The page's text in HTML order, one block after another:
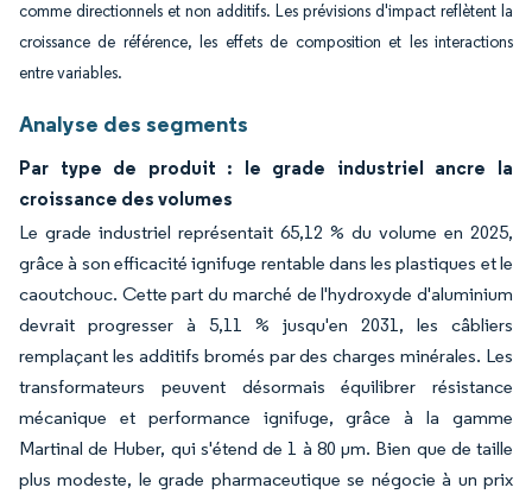
comme directionnels et non additifs. Les prévisions d'impact reflètent la
croissance de référence, les effets de composition et les interactions
entre variables.
Analyse des segments
Par type de produit : le grade industriel ancre la
croissance des volumes
Le grade industriel représentait 65,12 % du volume en 2025,
grâce à son efficacité ignifuge rentable dans les plastiques et le
caoutchouc. Cette part du marché de l'hydroxyde d'aluminium
devrait progresser à 5,11 % jusqu'en 2031, les câbliers
remplaçant les additifs bromés par des charges minérales. Les
transformateurs peuvent désormais équilibrer résistance
mécanique et performance ignifuge, grâce à la gamme
Martinal de Huber, qui s'étend de 1 à 80 µm. Bien que de taille
plus modeste, le grade pharmaceutique se négocie à un prix